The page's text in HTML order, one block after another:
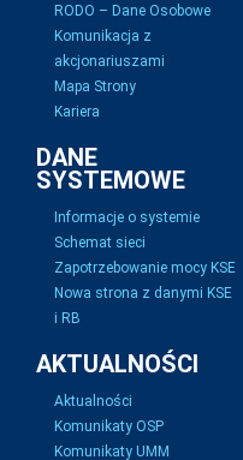
RODO – Dane Osobowe
Komunikacja z
akcjonariuszami
Mapa Strony
Kariera
DANE
SYSTEMOWE
Informacje o systemie
Schemat sieci
Zapotrzebowanie mocy KSE
Nowa strona z danymi KSE
i RB
AKTUALNOŚCI
Aktualności
Komunikaty OSP
Komunikaty UMM